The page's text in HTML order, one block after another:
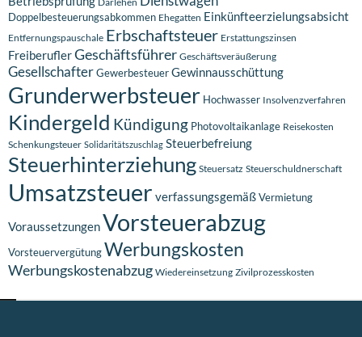
Doppelbesteuerungsabkommen Ehegatten Einkünfteerzielungsabsicht
Entfernungspauschale Erbschaftsteuer Erstattungszinsen
FreiberuflerGeschäftsführer Geschäftsveräußerung
GesellschafterGewerbesteuerGewinnausschüttung
Grunderwerbsteuer Hochwasser Insolvenzverfahren
Kindergeld Kündigung Photovoltaikanlage Reisekosten
Schenkungsteuer Solidaritätszuschlag Steuerbefreiung
Steuerhinterziehung Steuersatz Steuerschuldnerschaft
Umsatzsteuer verfassungsgemäßVermietung
VoraussetzungenVorsteuerabzug
VorsteuervergütungWerbungskosten
Werbungskostenabzug Wiedereinsetzung Zivilprozesskosten